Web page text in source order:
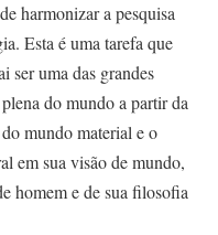
harmonizar a pesquisa
Esta é uma tarefa que
ser uma das grandes
do mundo a partir da
mundo material e o
em sua visão de mundo,
homem e de sua filosofia